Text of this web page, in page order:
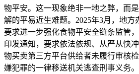
物平安。这一现象绝非一地之弊，而
解的平易近生难题。2025年3月，地方
要求进一步强化食物平安全链条监管
印发通知，要求依法依规、从严从快
物买卖第三方平台供给者未履行审核
嫌犯罪的一律移送机关逃查刑事义务。